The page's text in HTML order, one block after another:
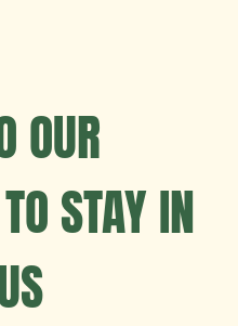
OUR
STAY IN